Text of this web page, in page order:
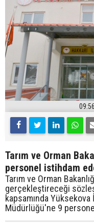
09:56
Tarım ve Orman
personel istihdam
Tarım ve Orman
gerçekleştireceği
kapsamında Yüksekova
Müdürlüğü'ne 9